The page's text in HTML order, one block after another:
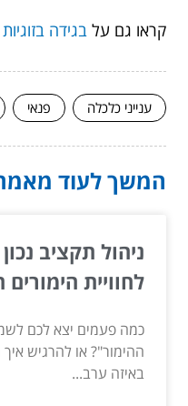
קראו גם על בגידה
ענייני כלכלה פנאי
המשך לעוד
ניהול תקציב
לחוויית הימורים
כמה פעמים יצא לכם
ההימור"? או להרגיש
באיזה ערב...